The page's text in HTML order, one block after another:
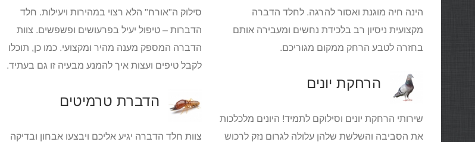
הינה חיה מוגנת ואסור להרגה. לחלד הדברה
מקצועית ניסיון רב בלכידת נחשים ומעבירה אותם
בחזרה לטבע הרחק ממקום מגוריכם.
הרחקת יונים
שירותי הרחקת יונים וסילוקם לתמיד! היונים מלכלכות
את הסביבה והשלשת שלהן עלולה לגרום נזק לרכוש
סילוק ה"אורח" הלא רצוי במהירות ויעילות. חלד
הדברות – טיפול יעיל בפרעושים ופשפשים. צוות
הדברה המספק מענה מהיר ומקצועי. כמו כן, תוכלו
לקבל טיפים ועצות איך להמנע מבעיה זו גם בעתיד.
הדברת טרמיטים
צוות חלד הדברה יגיע אליכם ויבצעו אבחון ובדיקה